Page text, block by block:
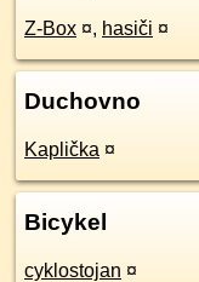
Z-Box ¤, hasiči ¤
Duchovno
Kaplička ¤
Bicykel
cyklostojan ¤